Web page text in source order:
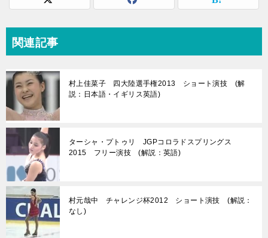
関連記事
村上佳菜子 四大陸選手権2013 ショート演技 (解
説：日本語・イギリス英語)
ターシャ・プトゥリ JGPコロラドスプリングス
2015 フリー演技 (解説：英語)
村元哉中 チャレンジ杯2012 ショート演技 (解説：
なし)